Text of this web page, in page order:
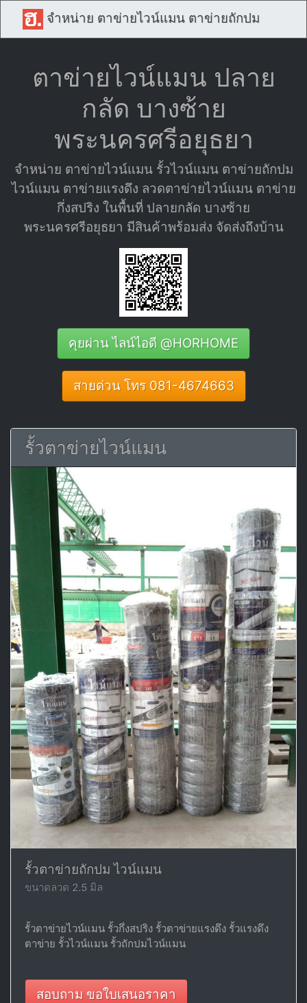
จำหน่าย ตาข่ายไวน์แมน ตาข่ายถักปม
ตาข่ายไวน์แมน ปลาย
กลัด บางซ้าย
พระนครศรีอยุธยา
จำหน่าย ตาข่ายไวน์แมน รั้วไวน์แมน ตาข่ายถักปม
ไวน์แมน ตาข่ายแรงดึง ลวดตาข่ายไวน์แมน ตาข่าย
กึ่งสปริง ในพื้นที่ ปลายกลัด บางซ้าย
พระนครศรีอยุธยา มีสินค้าพร้อมส่ง จัดส่งถึงบ้าน
คุยผ่าน ไลน์ไอดี @HORHOME
สายด่วน โทร 081-4674663
รั้วตาข่ายไวน์แมน
รั้วตาข่ายถักปม ไวน์แมน
ขนาดลวด 2.5 มิล
รั้วตาข่ายไวน์แมน รั้วกึ่งสปริง รั้วตาข่ายแรงดึง รั้วแรงดึง
ตาข่าย รั้วไวน์แมน รั้วถักปมไวน์แมน
สอบถาม ขอใบเสนอราคา